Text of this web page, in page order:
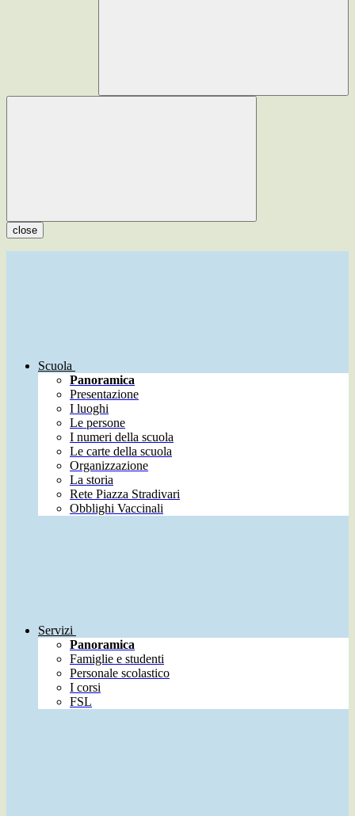
close
Scuola
Panoramica
Presentazione
I luoghi
Le persone
I numeri della scuola
Le carte della scuola
Organizzazione
La storia
Rete Piazza Stradivari
Obblighi Vaccinali
Servizi
Panoramica
Famiglie e studenti
Personale scolastico
I corsi
FSL